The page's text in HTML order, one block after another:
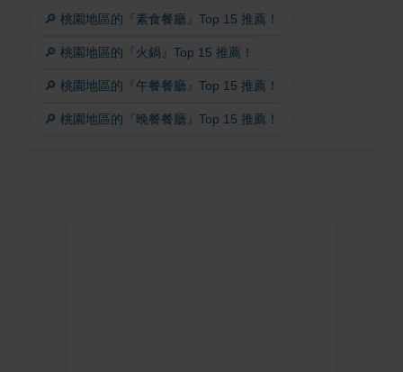
🔎 桃園地區的『素食餐廳』Top 15 推薦！
🔎 桃園地區的『火鍋』Top 15 推薦！
🔎 桃園地區的『午餐餐廳』Top 15 推薦！
🔎 桃園地區的『晚餐餐廳』Top 15 推薦！